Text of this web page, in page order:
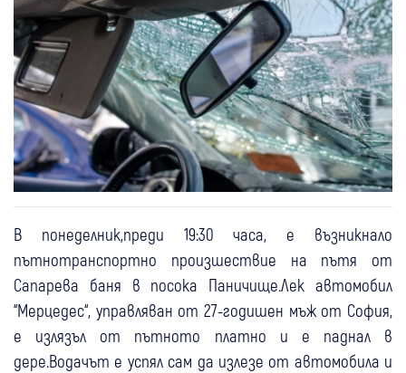
В понеделник,преди 19:30 часа, е възникнало
пътнотранспортно произшествие на пътя от
Сапарева баня в посока Паничище.Лек автомобил
“Мерцедес“, управляван от 27-годишен мъж от София,
е излязъл от пътното платно и е паднал в
дере.Водачът е успял сам да излезе от автомобила и